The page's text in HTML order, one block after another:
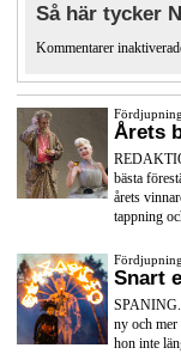
Så här tycker
Kommentarer
Årets
bästa
årets
tappning
Snart
SPANING.
ny och
hon inte